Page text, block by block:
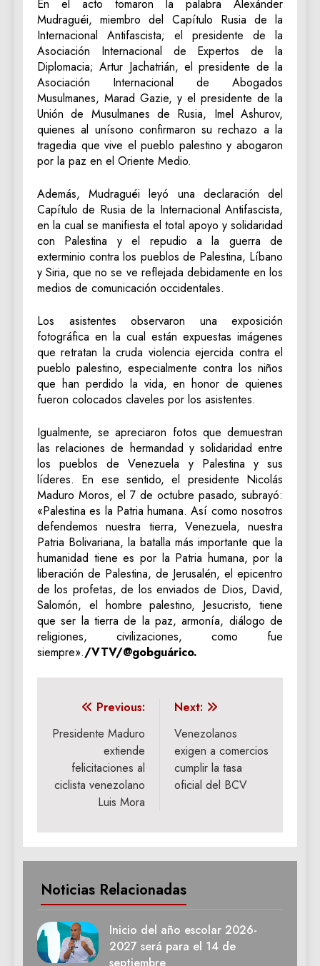
En el acto tomaron la palabra Alexánder
Mudraguéi, miembro del Capítulo Rusia de la
Internacional Antifascista; el presidente de la
Asociación Internacional de Expertos de la
Diplomacia; Artur Jachatrián, el presidente de la
Asociación Internacional de Abogados
Musulmanes, Marad Gazie, y el presidente de la
Unión de Musulmanes de Rusia, Imel Ashurov,
quienes al unísono confirmaron su rechazo a la
tragedia que vive el pueblo palestino y abogaron
por la paz en el Oriente Medio.
Además, Mudraguéi leyó una declaración del
Capítulo de Rusia de la Internacional Antifascista,
en la cual se manifiesta el total apoyo y solidaridad
con Palestina y el repudio a la guerra de
exterminio contra los pueblos de Palestina, Líbano
y Siria, que no se ve reflejada debidamente en los
medios de comunicación occidentales.
Los asistentes observaron una exposición
fotográfica en la cual están expuestas imágenes
que retratan la cruda violencia ejercida contra el
pueblo palestino, especialmente contra los niños
que han perdido la vida, en honor de quienes
fueron colocados claveles por los asistentes.
Igualmente, se apreciaron fotos que demuestran
las relaciones de hermandad y solidaridad entre
los pueblos de Venezuela y Palestina y sus
líderes. En ese sentido, el presidente Nicolás
Maduro Moros, el 7 de octubre pasado, subrayó:
«Palestina es la Patria humana. Así como nosotros
defendemos nuestra tierra, Venezuela, nuestra
Patria Bolivariana, la batalla más importante que la
humanidad tiene es por la Patria humana, por la
liberación de Palestina, de Jerusalén, el epicentro
de los profetas, de los enviados de Dios, David,
Salomón, el hombre palestino, Jesucristo, tiene
que ser la tierra de la paz, armonía, diálogo de
religiones, civilizaciones, como fue
siempre»./VTV/@gobguárico.
Navegación
de
entradas
Previous:
Presidente Maduro
extiende
felicitaciones al
ciclista venezolano
Luis Mora
Next:
Venezolanos
exigen a comercios
cumplir la tasa
oficial del BCV
Noticias Relacionadas
Inicio del año escolar 2026-
2027 será para el 14 de